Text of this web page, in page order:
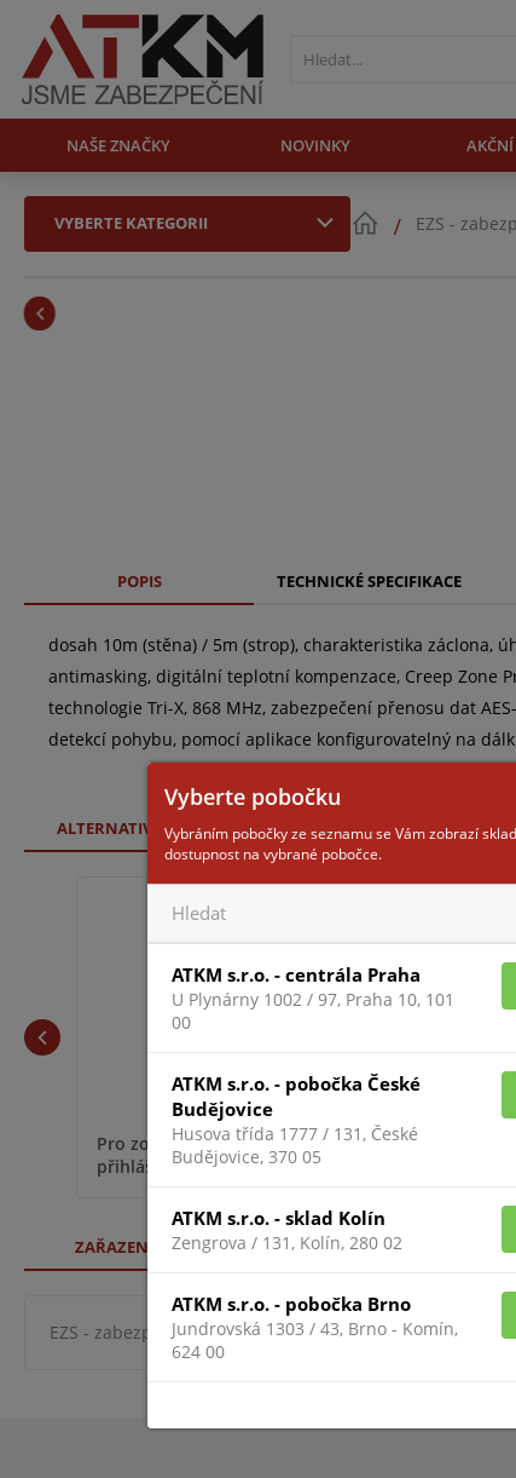
NAŠE ZNAČKY NOVINKY
VYBERTE KATEGORII EZS -
POPIS TECHNICKÉ SPECIFIKACE
dosah 10m (stěna) / 5m (strop), charakteristika záclona,
antimasking, digitální teplotní kompenzace, Creep Zone
technologie Tri-X, 868 MHz, zabezpečení přenosu dat
detekcí pohybu, pomocí aplikace konfigurovatelný na
ALTERNATIVNÍ ZBOŽÍ SOUVISEJÍCÍ ZBOŽÍ
DS-PDC10DM-EG2-WE
Pro zobrazení informací je nutné být
přihlášený
ZAŘAZENÍ ZBOŽÍ
EZS - zabezpeč. systémy zabezpečovací systémy
Vyberte pobočku
Vybráním pobočky ze seznamu se Vám zobrazí
dostupnost na vybrané pobočce.
ATKM s.r.o. - centrála Praha
U Plynárny 1002 / 97, Praha 10, 101
00
ATKM s.r.o. - pobočka České
Budějovice
Husova třída 1777 / 131, České
Budějovice, 370 05
ATKM s.r.o. - sklad Kolín
Zengrova / 131, Kolín, 280 02
ATKM s.r.o. - pobočka Brno
Jundrovská 1303 / 43, Brno - Komín,
624 00